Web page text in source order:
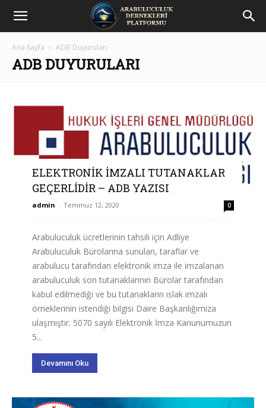
Arabuluculuk
Dernekleri
Ana Sayfa ADB Duyuruları
ADB DUYURULARI
ELEKTRONİK İMZALI TUTANAKLAR
GEÇERLİDİR – ADB YAZISI
admin - Temmuz 12, 2020 0
Arabuluculuk ücretlerinin tahsili için Adliye
Arabuluculuk Bürolarına sunulan, taraflar ve
arabulucu tarafından elektronik imza ile imzalanan
arabuluculuk son tutanaklarının Bürolar tarafından
kabul edilmediği ve bu tutanakların ıslak imzalı
örneklerinin istendiği bilgisi Daire Başkanlığımıza
ulaşmıştır. 5070 sayılı Elektronik İmza Kanunumuzun
5...
Devamını Oku